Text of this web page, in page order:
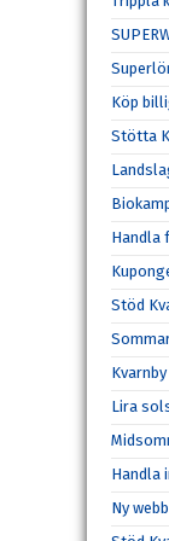
Köp
Stötta
Handla
Stöd
Lira
Handla
Ny